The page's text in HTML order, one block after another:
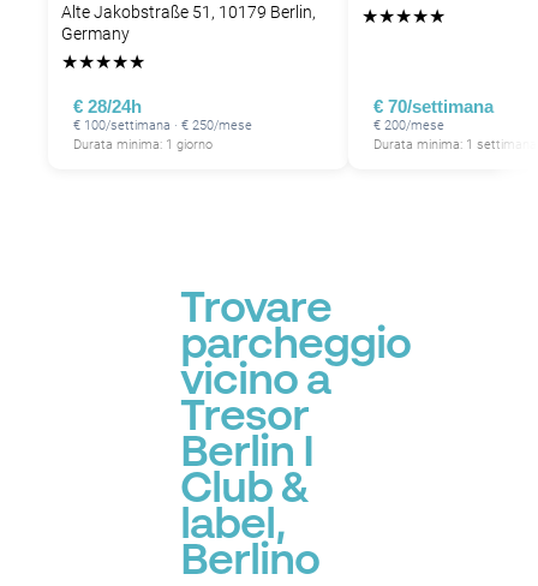
Alte Jakobstraße 51, 10179 Berlin,
Germany
★★★★★
€ 28/24h
€ 100/settimana · € 250/mese
Durata minima: 1 giorno
★★★★★
€ 70/settimana
€ 200/mese
Durata minima: 1 settimana
Trovare
parcheggio
vicino a
Tresor
Berlin I
Club &
label,
Berlino